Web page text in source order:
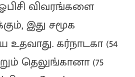
விவரங்களை
இது சமூக
கர்நாடகா (54
தெலுங்கானா (75